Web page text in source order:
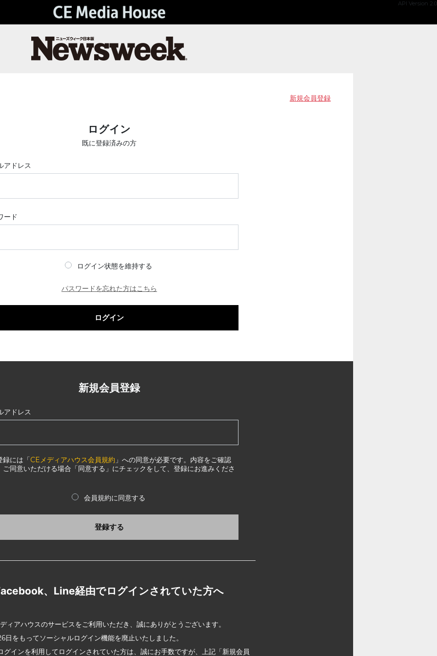
API Version 2.0
新規会員登録
ログイン
既に登録済みの方
アドレス
ード
ログイン状態を維持する
パスワードを忘れた方はこちら
ログイン
新規会員登録
アドレス
録には「CEメディアハウス会員規約 」への同意が必要です。内容をご確認
ご同意いただける場合「同意する」にチェックをして、登録にお進みくださ
会員規約に同意する
登録する
、Line経由でログインされていた方へ
ィアハウスのサービスをご利用いただき、誠にありがとうございます。
日をもってソーシャルログイン機能を廃止いたしました。
グインを利用してログインされていた方は、誠にお手数ですが、上記「新規会員